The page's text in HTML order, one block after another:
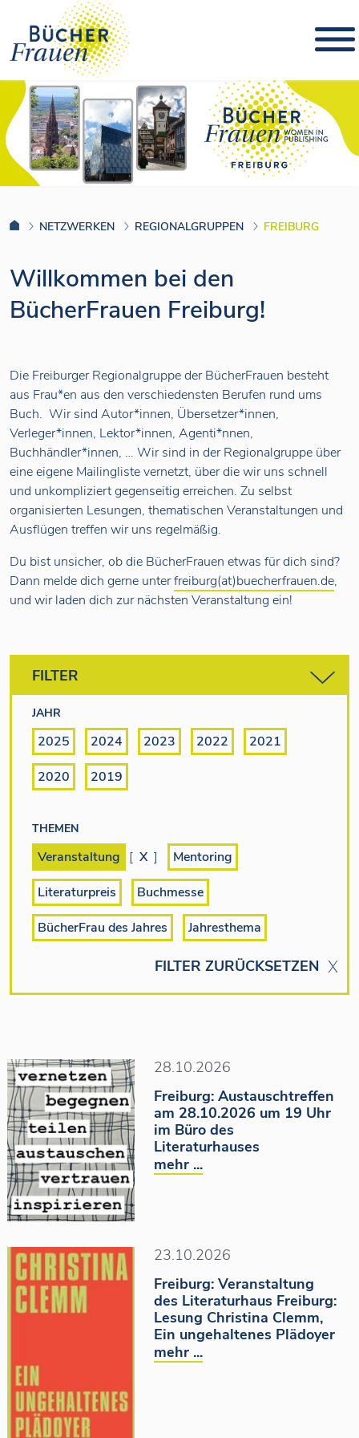
NETZWERKEN REGIONALGRUPPEN FREIBURG
Willkommen bei den
BücherFrauen Freiburg!
Die Freiburger Regionalgruppe der BücherFrauen besteht
aus Frau*en aus den verschiedensten Berufen rund ums
Buch. Wir sind Autor*innen, Übersetzer*innen,
Verleger*innen, Lektor*innen, Agenti*nnen,
Buchhändler*innen, … Wir sind in der Regionalgruppe über
eine eigene Mailingliste vernetzt, über die wir uns schnell
und unkompliziert gegenseitig erreichen. Zu selbst
organisierten Lesungen, thematischen Veranstaltungen und
Ausflügen treffen wir uns regelmäßig.
Du bist unsicher, ob die BücherFrauen etwas für dich sind?
Dann melde dich gerne unterfreiburg(at)buecherfrauen.de,
und wir laden dich zur nächsten Veranstaltung ein!
FILTER
JAHR
2025 2024 2023 2022
2021
2020
2019
THEMEN
Veranstaltung [ X ]
Mentoring
Literaturpreis
Buchmesse
BücherFrau des Jahres
Jahresthema
FILTER ZURÜCKSETZEN
28.10.2026
Freiburg: Austauschtreffen
am 28.10.2026 um 19 Uhr
im Büro des
Literaturhauses
mehr ...
23.10.2026
Freiburg: Veranstaltung
des Literaturhaus Freiburg:
Lesung Christina Clemm,
Ein ungehaltenes Plädoyer
mehr ...